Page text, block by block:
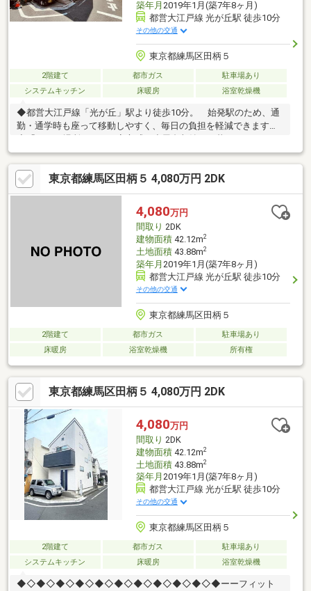
築年月 2019年1月(築7年8ヶ月)
都営大江戸線 光が丘駅 徒歩10分
その他の交通
東京都練馬区田柄５
2階建て 都市ガス
駐車場あり
システムキッチン
床暖房 浴室乾燥機
◆都営大江戸線「光が丘」駅より徒歩10分。 始発駅のため、通
勤・通学時も座って移動しやすく、毎日の負担を軽減できます。
と快適さをプラス。◆周辺にはばなな公園、新場の森公園、田柄
梅林公園と公園が点在。 お子さまとの外遊びや毎日のお散歩も
気軽に楽しめる住環境です。◆マルエツ徒歩4分、セブンイレブ
ン徒歩3分♪ 毎日のお買物も、ちょっと買い足しも気軽にできる
便利な立地。○ライフプランナーによる無料資金計画・診断実施
中○キッズスペース完備でお子様連れでも安心☆やりとり不要で
内覧確定可能！見学予約の赤いボタンから簡単予約☆
東京都練馬区田柄５ 4,080万円 2DK
4,080万円
間取り 2DK
建物面積42.12m2
土地面積43.88m2
築年月 2019年1月(築7年8ヶ月)
都営大江戸線 光が丘駅 徒歩10分
その他の交通
東京都練馬区田柄５
2階建て 都市ガス
駐車場あり
床暖房
浴室乾燥機 所有権
東京都練馬区田柄５ 4,080万円 2DK
4,080万円
間取り 2DK
建物面積42.12m2
土地面積43.88m2
築年月 2019年1月(築7年8ヶ月)
都営大江戸線 光が丘駅 徒歩10分
その他の交通
東京都練馬区田柄５
2階建て 都市ガス
駐車場あり
システムキッチン
床暖房 浴室乾燥機
◆◇◆◇◆◇◆◇◆◇◆◇◆◇◆◇◆◇◆◇◆ーーフィット